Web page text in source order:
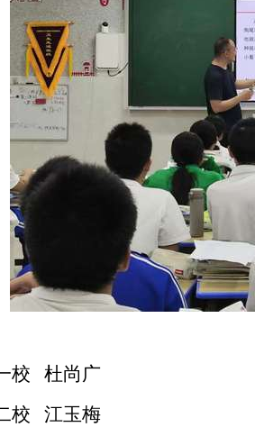
校
杜尚广
校
江玉梅